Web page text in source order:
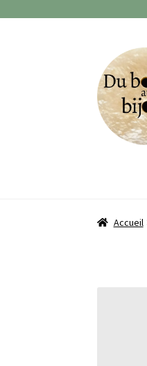
Aller
à
la
navigation
Aller
au
contenu
Accueil